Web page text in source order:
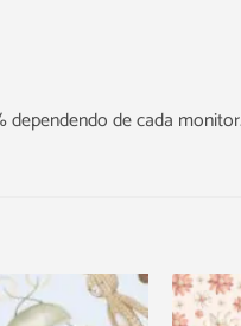
de cada monitor.